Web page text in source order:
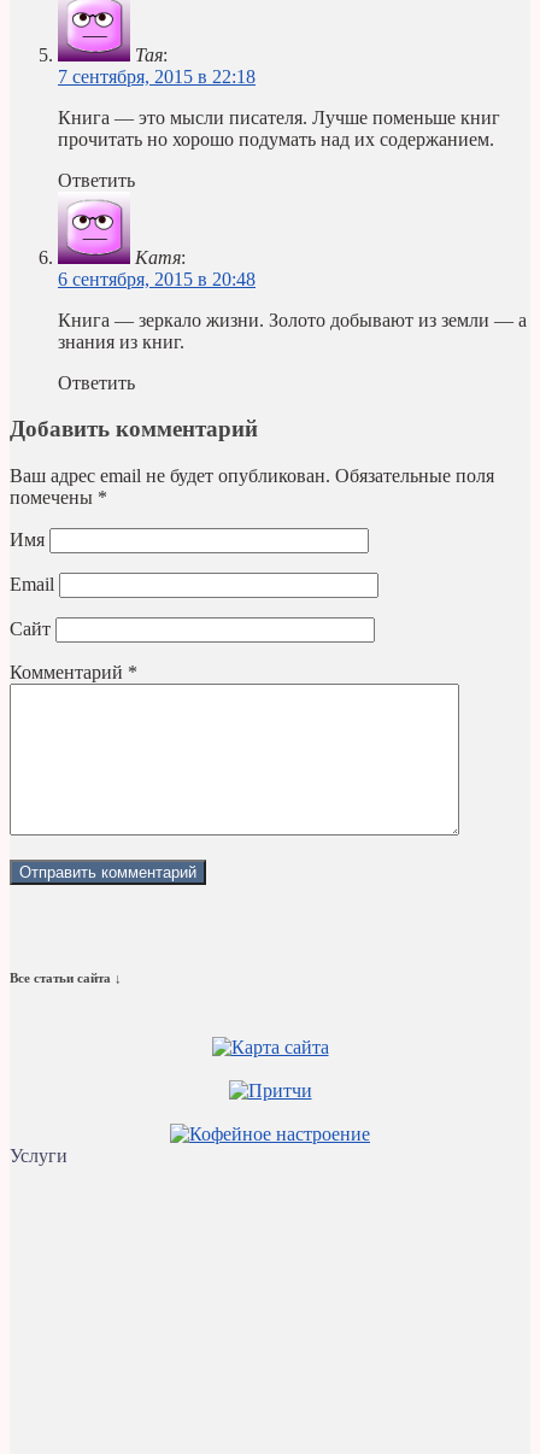
Тая:
7 сентября, 2015 в 22:18
Книга — это мысли писателя. Лучше поменьше книг
прочитать но хорошо подумать над их содержанием.
Ответить
Катя:
6 сентября, 2015 в 20:48
Книга — зеркало жизни. Золото добывают из земли — а
знания из книг.
Ответить
Добавить комментарий
Ваш адрес email не будет опубликован. Обязательные поля
помечены *
Имя
Email
Сайт
Комментарий *
Все статьи сайта ↓
Услуги